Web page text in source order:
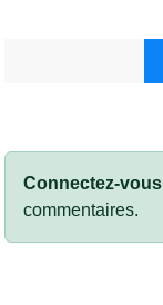
Connectez-vous
commentaires.